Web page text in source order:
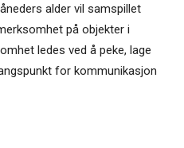
alder vil samspillet
på objekter i
ledes ved å peke, lage
for kommunikasjon